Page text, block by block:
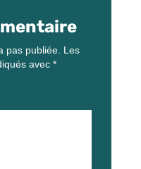
pas publiée. Les
avec *